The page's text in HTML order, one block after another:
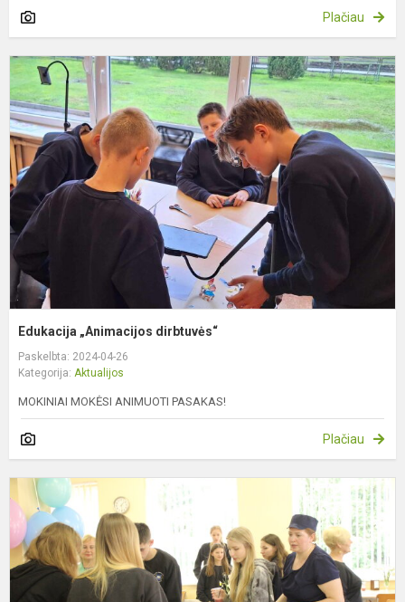
Plačiau
Edukacija „Animacijos dirbtuvės“
Paskelbta: 2024-04-26
Kategorija: Aktualijos
MOKINIAI MOKĖSI ANIMUOTI PASAKAS!
Plačiau